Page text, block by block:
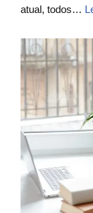
atual, todos…